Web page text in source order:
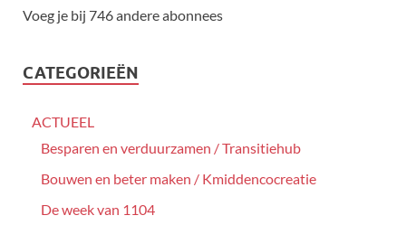
Voeg je bij 746 andere abonnees
CATEGORIEËN
ACTUEEL
Besparen en verduurzamen / Transitiehub
Bouwen en beter maken / Kmiddencocreatie
De week van 1104